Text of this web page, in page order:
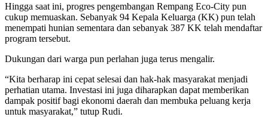
Hingga saat ini, progres pengembangan Rempang Eco-City pun
cukup memuaskan. Sebanyak 94 Kepala Keluarga (KK) pun telah
menempati hunian sementara dan sebanyak 387 KK telah mendaftar
program tersebut.
Dukungan dari warga pun perlahan juga terus mengalir.
“Kita berharap ini cepat selesai dan hak-hak masyarakat menjadi
perhatian utama. Investasi ini juga diharapkan dapat memberikan
dampak positif bagi ekonomi daerah dan membuka peluang kerja
untuk masyarakat,” tutup Rudi.